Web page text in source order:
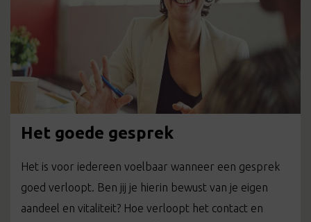
Het goede gesprek
Het is voor iedereen voelbaar wanneer een gesprek
goed verloopt. Ben jij je hierin bewust van je eigen
aandeel en vitaliteit? Hoe verloopt het contact en